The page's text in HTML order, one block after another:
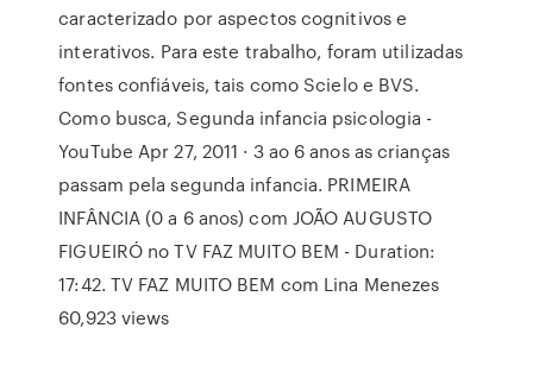
caracterizado por aspectos cognitivos e
interativos. Para este trabalho, foram utilizadas
fontes confiáveis, tais como Scielo e BVS.
Como busca, Segunda infancia psicologia -
YouTube Apr 27, 2011 · 3 ao 6 anos as crianças
passam pela segunda infancia. PRIMEIRA
INFÂNCIA (0 a 6 anos) com JOÃO AUGUSTO
FIGUEIRÓ no TV FAZ MUITO BEM - Duration:
17:42. TV FAZ MUITO BEM com Lina Menezes
60,923 views